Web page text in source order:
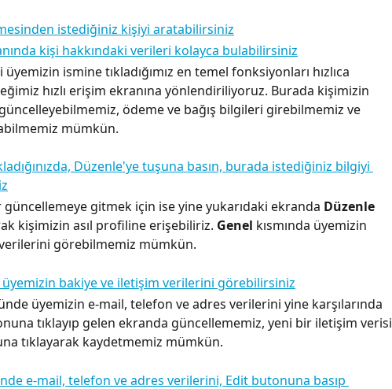
ismine tıkladığımız en temel fonksiyonları hızlıca
hızlı erişim ekranına yönlendiriliyoruz. Burada kişimizin
ödeme ve bağış bilgileri girebilmemiz ve
mümkün.
güncellemeye gitmek için ise yine yukarıdaki ekranda Düzenle
kişimizin asıl profiline erişebiliriz. Genel kısmında üyemizin
görebilmemiz mümkün.
üyemizin e-mail, telefon ve adres verilerini yine karşılarında
tıklayıp gelen ekranda güncellememiz, yeni bir iletişim verisi
tıklayarak kaydetmemiz mümkün.